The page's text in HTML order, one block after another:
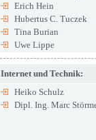
Erich Hein
Hubertus C. Tuczek
Tina Burian
Uwe Lippe
Internet und Technik:
Heiko Schulz
Dipl. Ing. Marc